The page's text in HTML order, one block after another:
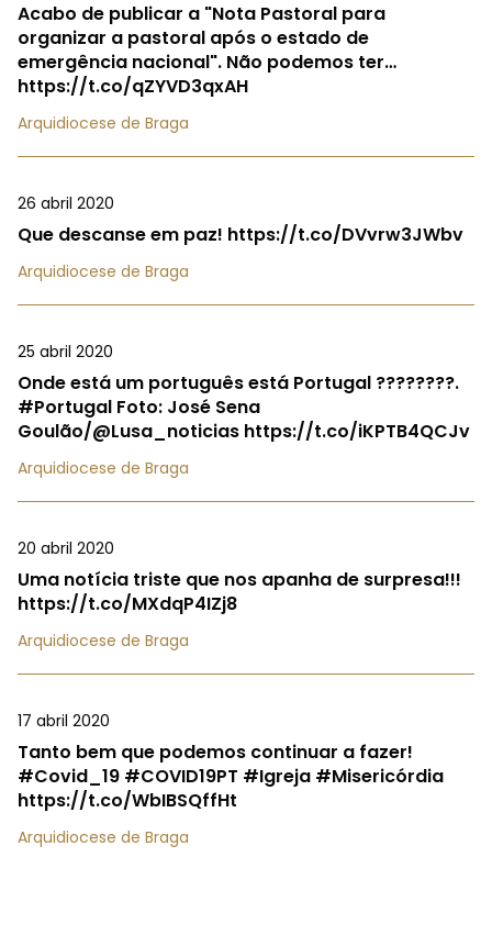
Acabo de publicar a "Nota Pastoral para
organizar a pastoral após o estado de
emergência nacional". Não podemos ter…
https://t.co/qZYVD3qxAH
Arquidiocese de Braga
26 abril 2020
Que descanse em paz! https://t.co/DVvrw3JWbv
Arquidiocese de Braga
25 abril 2020
Onde está um português está Portugal ????????.
#Portugal Foto: José Sena
Goulão/@Lusa_noticias https://t.co/iKPTB4QCJv
Arquidiocese de Braga
20 abril 2020
Uma notícia triste que nos apanha de surpresa!!!
https://t.co/MXdqP4IZj8
Arquidiocese de Braga
17 abril 2020
Tanto bem que podemos continuar a fazer!
#Covid_19 #COVID19PT #Igreja #Misericórdia
https://t.co/WbIBSQffHt
Arquidiocese de Braga